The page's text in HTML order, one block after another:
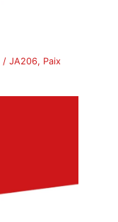
/JA206, Paix